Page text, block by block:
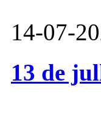
14-07-
13 de